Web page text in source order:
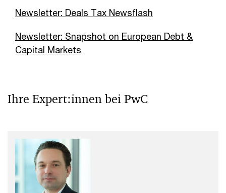
Newsletter: Deals Tax Newsflash
Newsletter: Snapshot on European Debt &
Capital Markets
Ihre Expert:innen bei PwC